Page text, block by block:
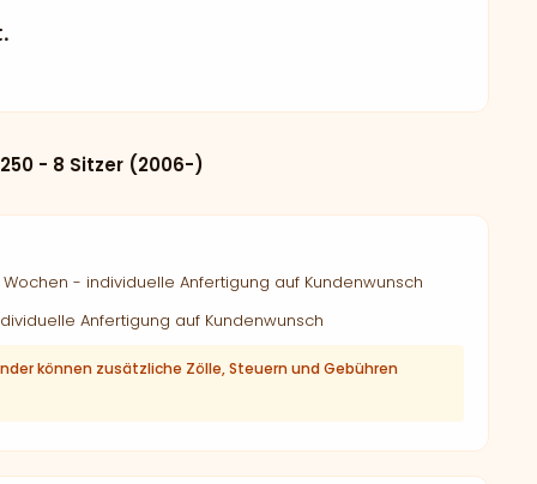
- 8 Sitzer (2006-)
- individuelle Anfertigung auf Kundenwunsch
Anfertigung auf Kundenwunsch
können zusätzliche Zölle, Steuern und Gebühren